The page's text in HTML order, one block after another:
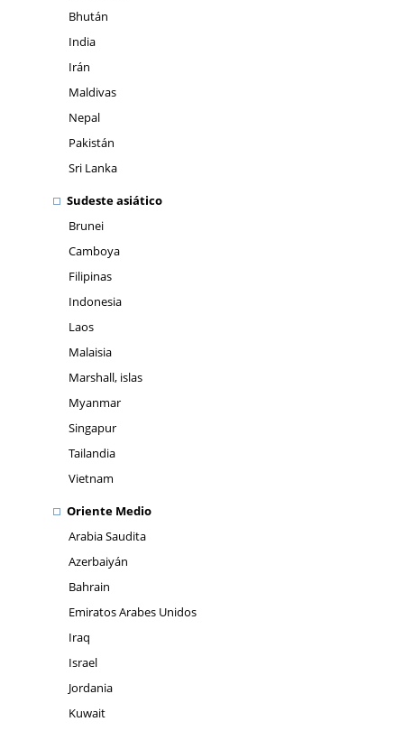
Bhután
India
Irán
Maldivas
Nepal
Pakistán
Sri Lanka
Sudeste asiático
Brunei
Camboya
Filipinas
Indonesia
Laos
Malaisia
Marshall, islas
Myanmar
Singapur
Tailandia
Vietnam
Oriente Medio
Arabia Saudita
Azerbaiyán
Bahrain
Emiratos Arabes Unidos
Iraq
Israel
Jordania
Kuwait